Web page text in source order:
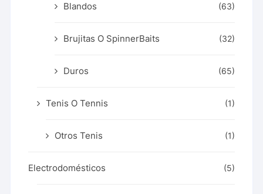
Blandos (63)
Brujitas O SpinnerBaits (32)
Duros (65)
Tenis O Tennis (1)
Otros Tenis (1)
Electrodomésticos (5)